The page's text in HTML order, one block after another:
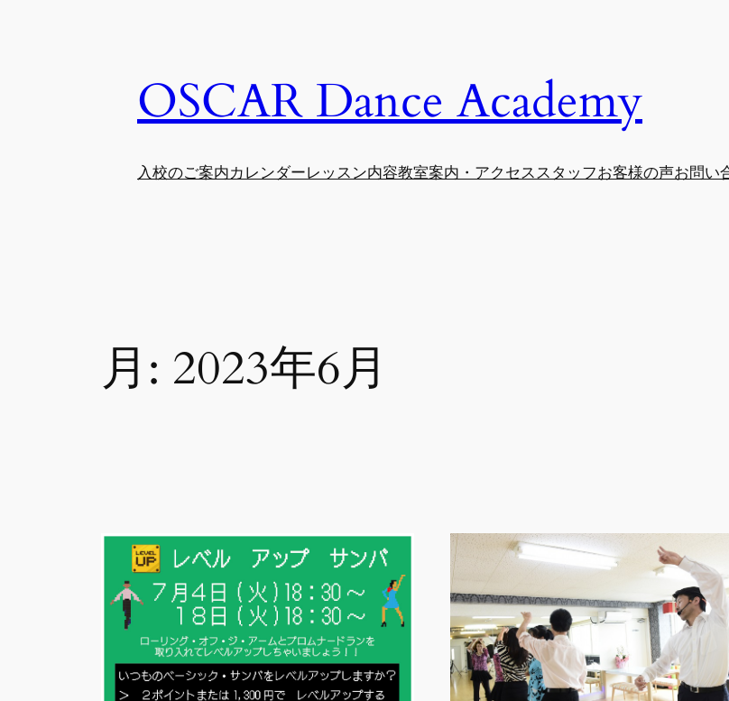
OSCAR Dance Academy
入校のご案内カレンダーレッスン内容教室案内・アクセススタッフお客様の声お問い
月: 2023年6月